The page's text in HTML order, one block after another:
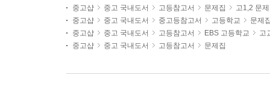
중고샵
중고 국내도서 고등참고서 문제집
고1,2 문
중고샵
중고 국내도서 중고등참고서 고등학교
문제
중고샵
중고 국내도서 고등참고서 EBS 고등학교
고
중고샵
중고 국내도서 고등참고서 문제집